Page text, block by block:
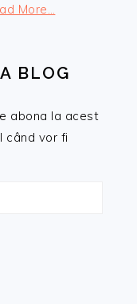
More…
BLOG
abona la acest
când vor fi